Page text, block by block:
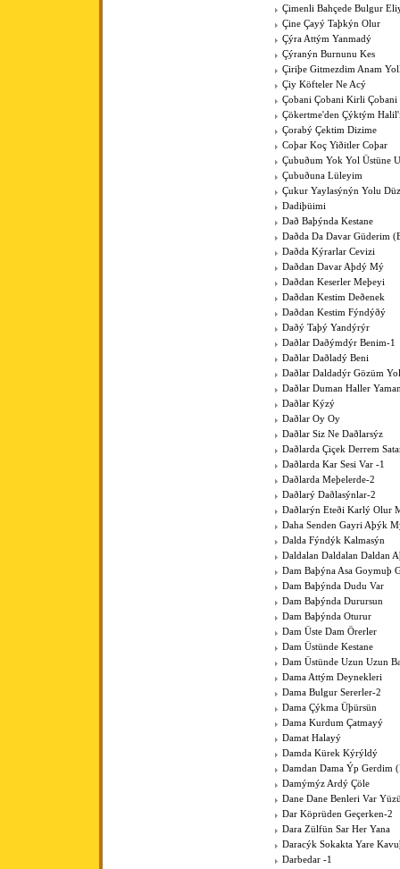
Çimenli Bahçede Bulgur
Çine Çayý Taþkýn Olur
Çýra Attým Yanmadý
Çýranýn Burnunu Kes
Çiriþe Gitmezdim Anam
Çiy Köfteler Ne Acý
Çobani Çobani Kirli Çobani
Çökertme'den Çýktým
Çorabý Çektim Dizime
Coþar Koç Yiðitler Coþar
Çubuðum Yok Yol Üstüne
Çubuðuna Lüleyim
Çukur Yaylasýnýn Yolu
Dadiþüimi
Dað Baþýnda Kestane
Daðda Da Davar Güderim
Daðda Kýrarlar Cevizi
Daðdan Davar Aþdý Mý
Daðdan Keserler Meþeyi
Daðdan Kestim Deðenek
Daðdan Kestim Fýndýðý
Daðý Taþý Yandýrýr
Daðlar Daðýmdýr Benim-1
Daðlar Daðladý Beni
Daðlar Daldadýr Gözüm
Daðlar Duman Haller
Daðlar Kýzý
Daðlar Oy Oy
Daðlar Siz Ne Daðlarsýz
Daðlarda Çiçek Derrem
Daðlarda Kar Sesi Var -1
Daðlarda Meþelerde-2
Daðlarý Daðlasýnlar-2
Daðlarýn Eteði Karlý Olur
Daha Senden Gayri Aþýk
Dalda Fýndýk Kalmasýn
Daldalan Daldalan Daldan
Dam Baþýna Asa Goymuþ
Dam Baþýnda Dudu Var
Dam Baþýnda Durursun
Dam Baþýnda Oturur
Dam Üste Dam Örerler
Dam Üstünde Kestane
Dam Üstünde Uzun Uzun
Dama Attým Deynekleri
Dama Bulgur Sererler-2
Dama Çýkma Üþürsün
Dama Kurdum Çatmayý
Damat Halayý
Damda Kürek Kýrýldý
Damdan Dama Ýp Gerdim
Damýmýz Ardý Çöle
Dane Dane Benleri Var
Dar Köprüden Geçerken-2
Dara Zülfün Sar Her Yana
Daracýk Sokakta Yare
Darbedar -1